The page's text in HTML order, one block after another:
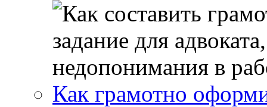
Как грамотно